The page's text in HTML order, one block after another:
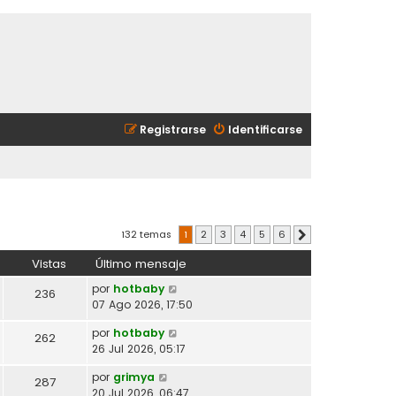
Identificarse
Registrarse
132 temas 1 2 3 4 5 6
Vistas
Último mensaje
236
por hotbaby
07 Ago 2026, 17:50
262 por hotbaby
26 Jul 2026, 05:17
287 por grimya
20 Jul 2026, 06:47